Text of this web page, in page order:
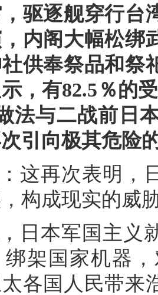
驱逐舰穿行台
内阁大幅松绑
供奉祭品和祭
，有82.5％的
法与二战前日
引向极其危险
这再次表明，
构成现实的威
日本军国主义
架国家机器
各国人民带来